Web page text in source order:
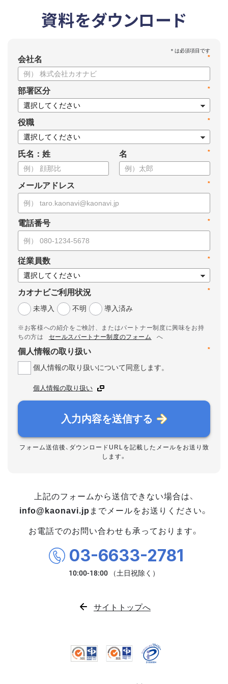
資料をダウンロード
*
会社名
*
部署区分
*
役職
氏名：姓 *
名
*
メールアドレス
*
電話番号
*
従業員数
*
カオナビご利用状況
未導入
不明 導入済み
※お客様への紹介をご検討、またはパートナー制度に興味をお持
ちの方は
セールスパートナー制度のフォーム
へ
*
個人情報の取り扱い
個人情報の取り扱いについて同意します。
個人情報の取り扱い
入力内容を送信する
フォーム送信後、ダウンロードURLを記載したメールをお送り致
します。
上記のフォームから送信できない場合は、
info@kaonavi.jp までメールをお送りください。
お電話でのお問い合わせも承っております。
03-6633-2781
サイトトップへ